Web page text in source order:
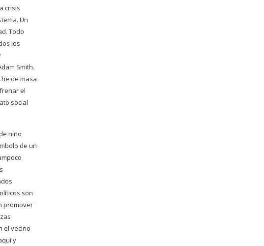
crisis
Un
Todo
los
Smith.
de masa
el
social
niño
de un
son
promover
el vecino
y